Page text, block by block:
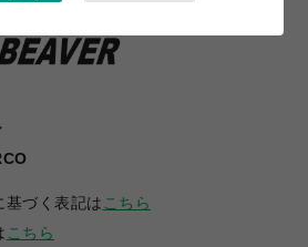
基づく表記は こちら
こちら